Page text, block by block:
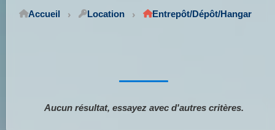
Accueil Location Entrepôt/Dépôt/Hangar
Aucun résultat, essayez avec d'autres critères.